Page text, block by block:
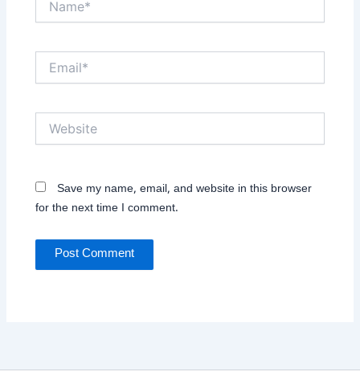
Save my name, email, and website in this browser
for the next time I comment.